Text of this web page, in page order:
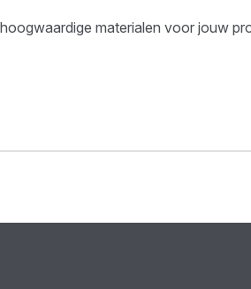
materialen voor jouw